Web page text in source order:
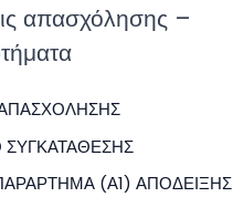
απασχόλησης –
(Α1) ΑΠΟΔΕΙΞΗΣ